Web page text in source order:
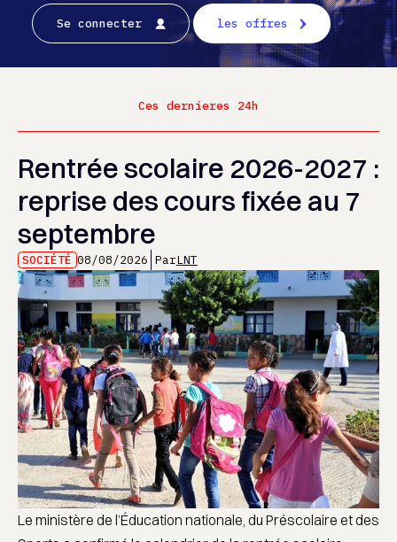
Se connecter les offres
Ces dernieres 24h
Rentrée scolaire 2026-2027 :
reprise des cours fixée au 7
septembre
SOCIÉTÉ 08/08/2026 ParLNT
Le ministère de l’Éducation nationale, du Préscolaire et des